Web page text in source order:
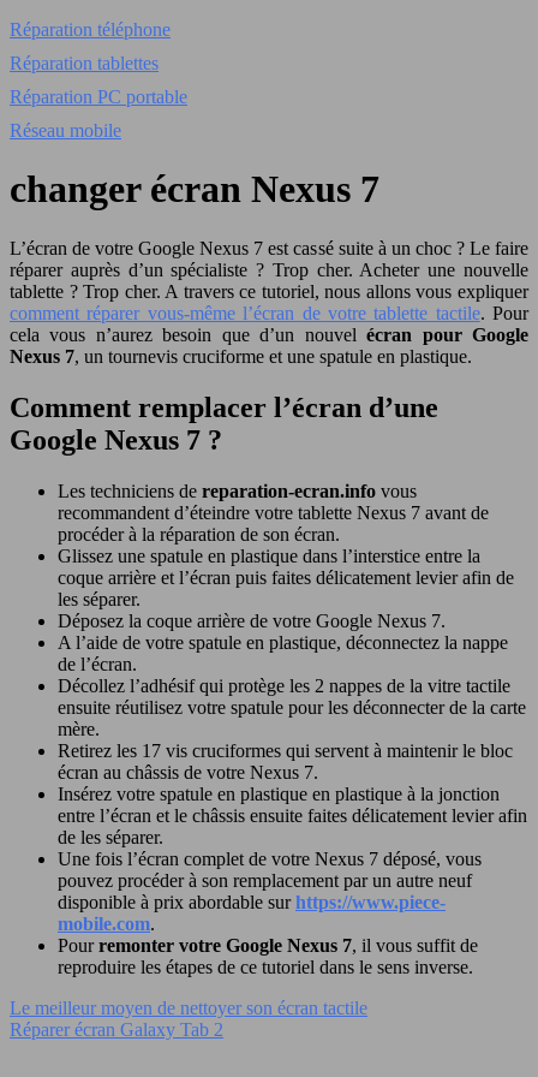
Réparation téléphone
Réparation tablettes
Réparation PC portable
Réseau mobile
changer écran Nexus 7
L’écran de votre Google Nexus 7 est cassé suite à un choc ? Le faire
réparer auprès d’un spécialiste ? Trop cher. Acheter une nouvelle
tablette ? Trop cher. A travers ce tutoriel, nous allons vous expliquer
comment réparer vous-même l’écran de votre tablette tactile. Pour
cela vous n’aurez besoin que d’un nouvelécran pour Google
Nexus 7, un tournevis cruciforme et une spatule en plastique.
Comment remplacer l’écran d’une
Google Nexus 7 ?
Les techniciens de reparation-ecran.info vous
recommandent d’éteindre votre tablette Nexus 7 avant de
procéder à la réparation de son écran.
Glissez une spatule en plastique dans l’interstice entre la
coque arrière et l’écran puis faites délicatement levier afin de
les séparer.
Déposez la coque arrière de votre Google Nexus 7.
A l’aide de votre spatule en plastique, déconnectez la nappe
de l’écran.
Décollez l’adhésif qui protège les 2 nappes de la vitre tactile
ensuite réutilisez votre spatule pour les déconnecter de la carte
mère.
Retirez les 17 vis cruciformes qui servent à maintenir le bloc
écran au châssis de votre Nexus 7.
Insérez votre spatule en plastique en plastique à la jonction
entre l’écran et le châssis ensuite faites délicatement levier afin
de les séparer.
Une fois l’écran complet de votre Nexus 7 déposé, vous
pouvez procéder à son remplacement par un autre neuf
disponible à prix abordable surhttps://www.piece-
mobile.com.
Pourremonter votre Google Nexus 7, il vous suffit de
reproduire les étapes de ce tutoriel dans le sens inverse.
Le meilleur moyen de nettoyer son écran tactile
Réparer écran Galaxy Tab 2